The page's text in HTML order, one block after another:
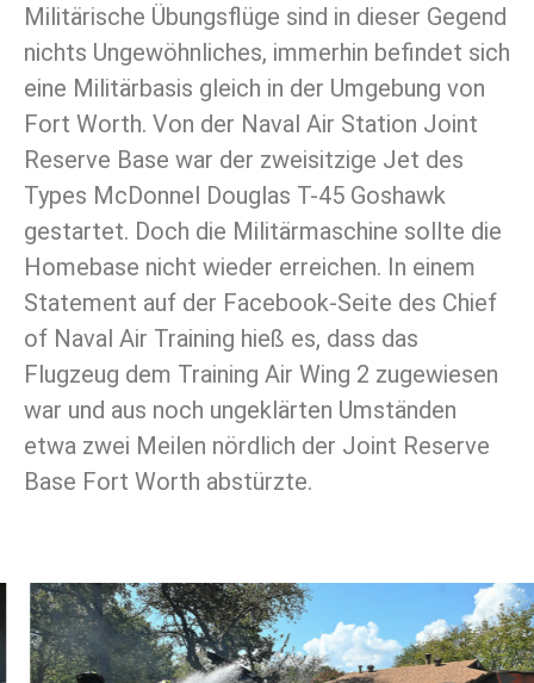
Militärische Übungsflüge sind in dieser Gegend
nichts Ungewöhnliches, immerhin befindet sich
eine Militärbasis gleich in der Umgebung von
Fort Worth. Von der Naval Air Station Joint
Reserve Base war der zweisitzige Jet des
Types McDonnel Douglas T-45 Goshawk
gestartet. Doch die Militärmaschine sollte die
Homebase nicht wieder erreichen. In einem
Statement auf der Facebook-Seite des Chief
of Naval Air Training hieß es, dass das
Flugzeug dem Training Air Wing 2 zugewiesen
war und aus noch ungeklärten Umständen
etwa zwei Meilen nördlich der Joint Reserve
Base Fort Worth abstürzte.